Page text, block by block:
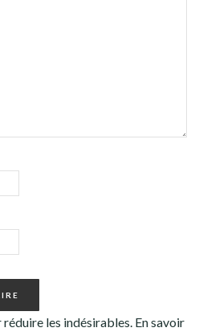
les indésirables. En savoir